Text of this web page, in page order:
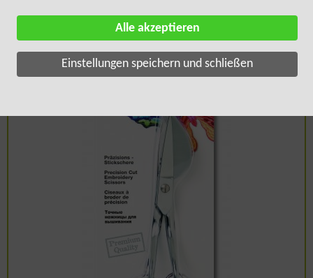
Alle akzeptieren
Einstellungen speichern und schließen